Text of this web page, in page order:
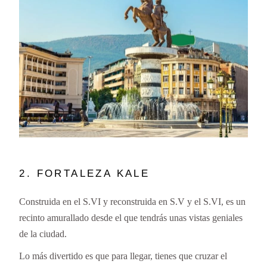
2. FORTALEZA KALE
Construida en el S.VI y reconstruida en S.V y el S.VI, es un
recinto amurallado desde el que tendrás unas vistas geniales
de la ciudad.
Lo más divertido es que para llegar, tienes que cruzar el